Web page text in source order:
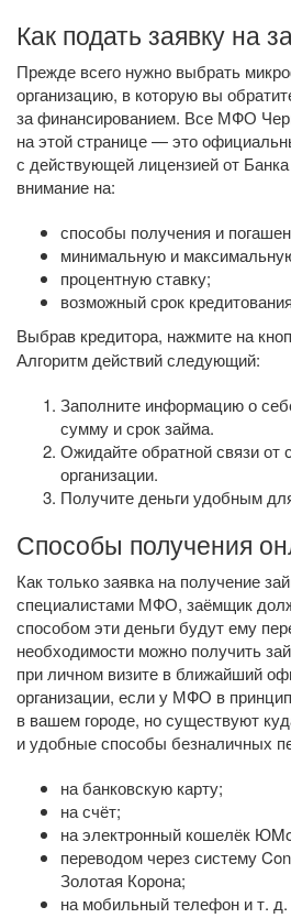
Как подать заявку на
Прежде всего нужно выбрать
организацию, в которую вы
за финансированием. Все МФО
на этой странице — это
с действующей лицензией от
внимание на:
способы получения и
минимальную и
процентную ставку;
возможный срок
Выбрав кредитора, нажмите на
Алгоритм действий следующий:
Заполните информацию о
сумму и срок займа.
Ожидайте обратной связи от
организации.
Получите деньги удобным
Способы получения
Как только заявка на получение
специалистами МФО, заёмщик
способом эти деньги будут ему
необходимости можно получить
при личном визите в ближайший
организации, если у МФО в
в вашем городе, но существуют
и удобные способы безналичных
на банковскую карту;
на счёт;
на электронный кошелёк
переводом через систему
Золотая Корона;
на мобильный телефон и т. д.